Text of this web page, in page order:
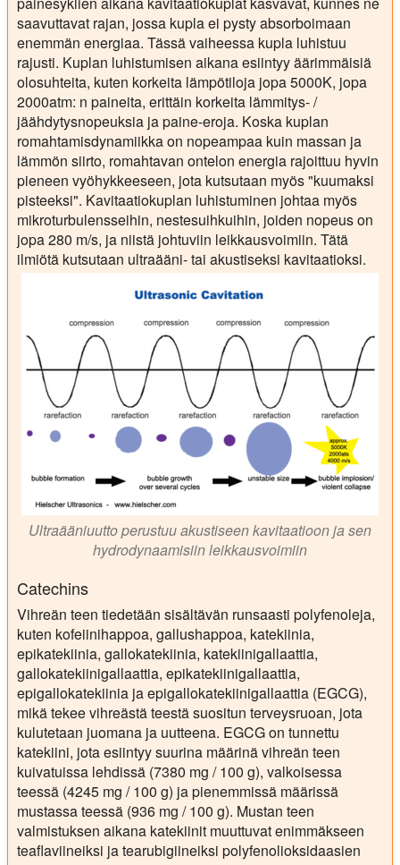
saavuttavat rajan, jossa kupla ei pysty absorboimaan
enemmän energiaa. Tässä vaiheessa kupla luhistuu
rajusti. Kuplan luhistumisen aikana esiintyy äärimmäisiä
olosuhteita, kuten korkeita lämpötiloja jopa 5000K, jopa
2000atm: n paineita, erittäin korkeita lämmitys- /
jäähdytysnopeuksia ja paine-eroja. Koska kuplan
romahtamisdynamiikka on nopeampaa kuin massan ja
lämmön siirto, romahtavan ontelon energia rajoittuu hyvin
pieneen vyöhykkeeseen, jota kutsutaan myös "kuumaksi
pisteeksi". Kavitaatiokuplan luhistuminen johtaa myös
mikroturbulensseihin, nestesuihkuihin, joiden nopeus on
jopa 280 m/s, ja niistä johtuviin leikkausvoimiin. Tätä
ilmiötä kutsutaan ultraääni- tai akustiseksi kavitaatioksi.
Ultraääniuutto perustuu akustiseen kavitaatioon ja sen
hydrodynaamisiin leikkausvoimiin
Catechins
Vihreän teen tiedetään sisältävän runsaasti polyfenoleja,
kuten kofeiinihappoa, gallushappoa, katekiinia,
epikatekiinia, gallokatekiinia, katekiinigallaattia,
gallokatekiinigallaattia, epikatekiinigallaattia,
epigallokatekiinia ja epigallokatekiinigallaattia (EGCG),
mikä tekee vihreästä teestä suositun terveysruoan, jota
kulutetaan juomana ja uutteena. EGCG on tunnettu
katekiini, jota esiintyy suurina määrinä vihreän teen
kuivatuissa lehdissä (7380 mg / 100 g), valkoisessa
teessä (4245 mg / 100 g) ja pienemmissä määrissä
mustassa teessä (936 mg / 100 g). Mustan teen
valmistuksen aikana katekiinit muuttuvat enimmäkseen
teaflaviineiksi ja tearubigiineiksi polyfenolioksidaasien